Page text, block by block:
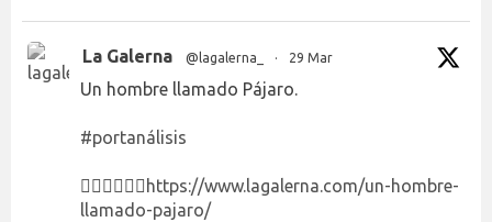
La Galerna @lagalerna_ · 29 Mar
Un hombre llamado Pájaro.
#portanálisis
👉🏻👉🏻👉🏻 https://www.lagalerna.com/un-hombre-
llamado-pajaro/